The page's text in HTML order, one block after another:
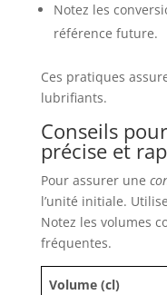
Notez les
référence future.
Ces pratiques
lubrifiants.
Conseils
précise et
Pour assurer une
l’unité initiale.
Notez les volumes
fréquentes.
Volume (cl)